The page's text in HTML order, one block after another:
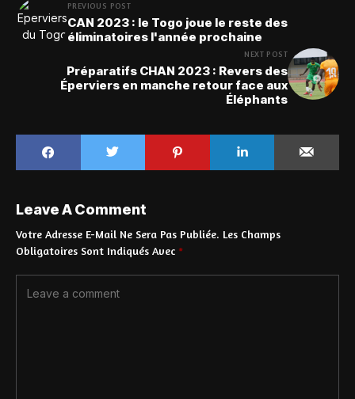
PREVIOUS POST
CAN 2023 : le Togo joue le reste des
éliminatoires l'année prochaine
NEXT POST
Préparatifs CHAN 2023 : Revers des
Éperviers en manche retour face aux
Éléphants
Leave A Comment
Votre Adresse E-Mail Ne Sera Pas Publiée. Les Champs
Obligatoires Sont Indiqués Avec *